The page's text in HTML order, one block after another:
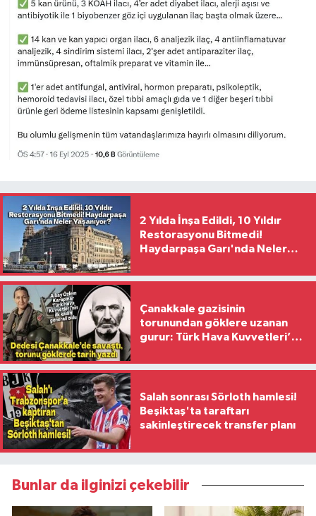
2 Yılda İnşa Edildi, 10 Yıldır
Restorasyonu Bitmedi!
Haydarpaşa Garı'nda Neler
Çanakkale gazisinin
torunundan göklere uzanan
gurur: Türk Hava Kuvvetleri’nin
Salah sonrası Sörloth hamlesi!
Beşiktaş'ta taraftarı
sakinleştirecek transfer planı
Bunlar da ilginizi çekebilir